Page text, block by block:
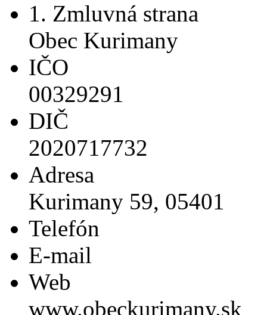
1. Zmluvná strana
Obec Kurimany
IČO
00329291
DIČ
2020717732
Adresa
Kurimany 59, 05401
Telefón
E-mail
Web
www.obeckurimany.sk